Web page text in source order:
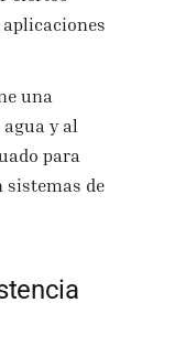
una
y al
para
sistemas de